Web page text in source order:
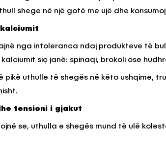
shege në një gotë me ujë dhe
nga intoleranca ndaj produkteve të
siç janë: spinaqi, brokoli ose
pikë uthulle të shegës në këto ushqime,
tensioni i gjakut
se, uthulla e shegës mund të ulë